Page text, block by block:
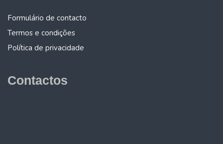
Formulário de contacto
Termos e condições
Política de privacidade
Contactos